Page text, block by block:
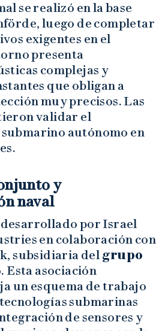
se realizó en la base
luego de completar
exigentes en el
presenta
complejas y
que obligan a
muy precisos. Las
validar el
autónomo en
y
naval
por Israel
en colaboración con
subsidiaria del grupo
. Esta asociación
un esquema de trabajo
submarinas
de sensores y